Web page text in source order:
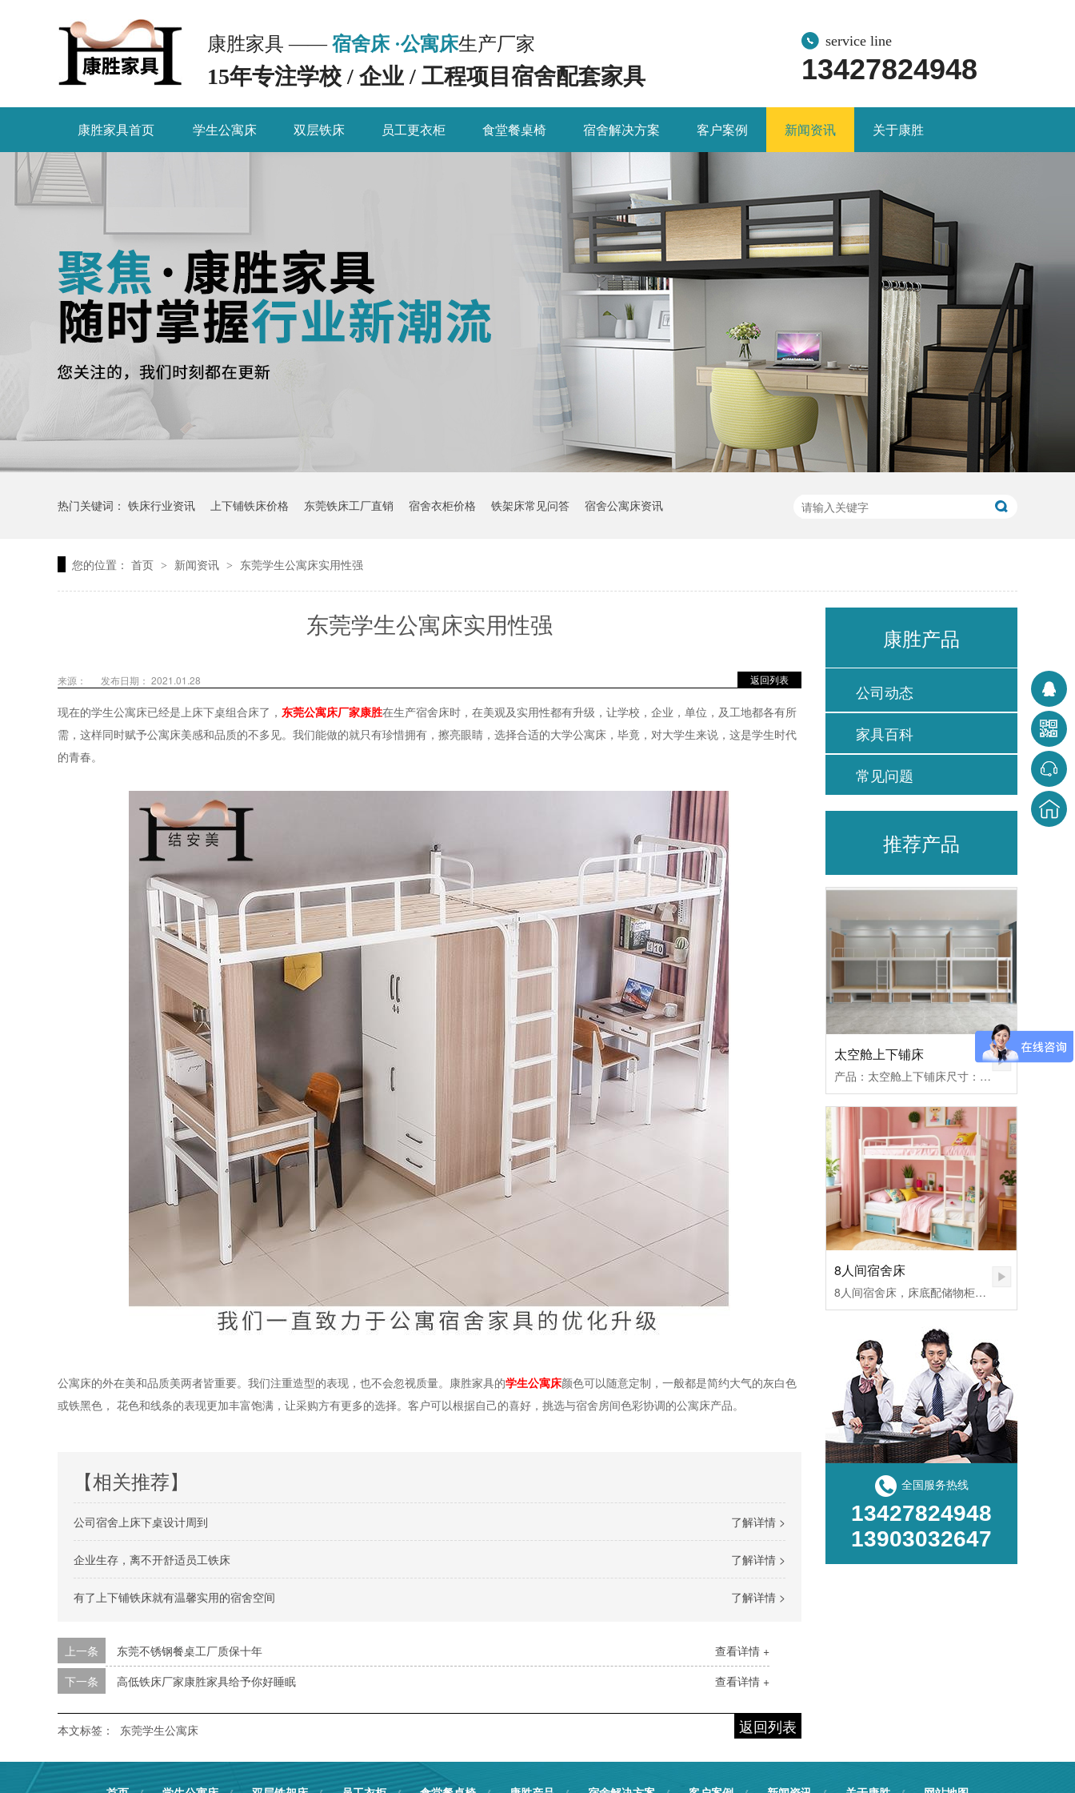
康胜家具 ——宿舍床 ·公寓床生产厂家
15年专注学校 / 企业 / 工程项目宿舍配套家具
service line
13427824948
康胜家具首页 学生公寓床 双层铁床 员工更衣柜 食堂餐桌椅 宿舍解决方案 客户案例 新闻资讯 关于康胜
热门关键词： 铁床行业资讯 上下铺铁床价格 东莞铁床工厂直销 宿舍衣柜价格 铁架床常见问答 宿舍公寓床资讯
您的位置： 首页 > 新闻资讯 > 东莞学生公寓床实用性强
东莞学生公寓床实用性强
返回列表
来源： 发布日期： 2021.01.28
现在的学生公寓床已经是上床下桌组合床了， 东莞公寓床厂家康胜在生产宿舍床时，在美观及实用性都有升级，让学校，企业，单位，及工地都各有所
需，这样同时赋予公寓床美感和品质的不多见。我们能做的就只有珍惜拥有，擦亮眼睛，选择合适的大学公寓床，毕竟，对大学生来说，这是学生时代
的青春。
公寓床的外在美和品质美两者皆重要。我们注重造型的表现，也不会忽视质量。康胜家具的学生公寓床颜色可以随意定制，一般都是简约大气的灰白色
或铁黑色， 花色和线条的表现更加丰富饱满，让采购方有更多的选择。客户可以根据自己的喜好，挑选与宿舍房间色彩协调的公寓床产品。
【相关推荐】
了解详情 >
公司宿舍上床下桌设计周到
了解详情 >
企业生存，离不开舒适员工铁床
了解详情 >
有了上下铺铁床就有温馨实用的宿舍空间
查看详情 +
上一条
东莞不锈钢餐桌工厂质保十年
查看详情 +
下一条 高低铁床厂家康胜家具给予你好睡眠
返回列表
本文标签： 东莞学生公寓床
康胜产品
公司动态
家具百科
常见问题
推荐产品
太空舱上下铺床
产品：太空舱上下铺床尺寸：5600*980*1700MM
8人间宿舍床
8人间宿舍床，床底配储物柜，配蚊帐架
全国服务热线
13427824948
13903032647